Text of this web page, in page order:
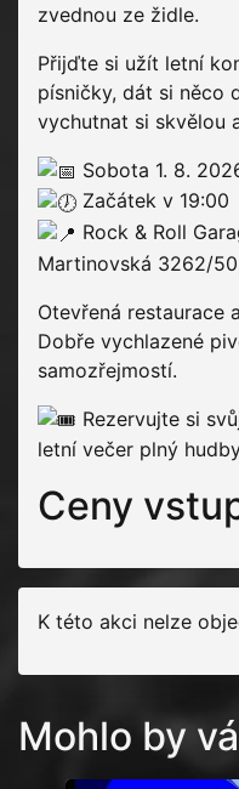
zvednou ze židle.
Přijďte si užít letní
písničky, dát si něco
vychutnat si skvělou
Sobota 1. 8.
Začátek v 19:00
Rock & Roll
Martinovská 3262/
Otevřená restaurace
Dobře vychlazené
samozřejmostí.
Rezervujte si
letní večer plný
Ceny
K této akci nelze
Mohlo by